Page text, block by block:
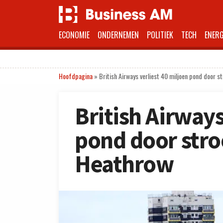
ECONOMIE ONDERNEMEN POLITIEK TECH
Hoofdpagina» British Airways verliest 40 miljoen pond door
British
pond door
Heathrow